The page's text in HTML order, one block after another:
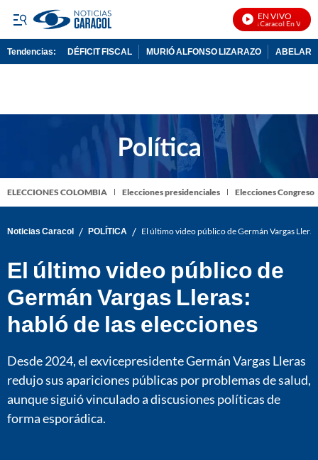
EN VIVO
Noticias Caracol En Vivo
Tendencias: DÉFICIT FISCAL MURIÓ ALFONSO LIZARAZO
ELECCIONES COLOMBIA Elecciones presidenciales Elecciones Congreso
Noticias Caracol / POLÍTICA / El último video público de Germán Vargas
El último video público de
Germán Vargas Lleras:
habló de las elecciones
Desde 2024, el exvicepresidente Germán Vargas Lleras
redujo sus apariciones públicas por problemas de salud,
aunque siguió vinculado a discusiones políticas de
forma esporádica.